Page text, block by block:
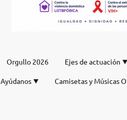
Orgullo 2026 Ejes de actuación
Ayúdanos